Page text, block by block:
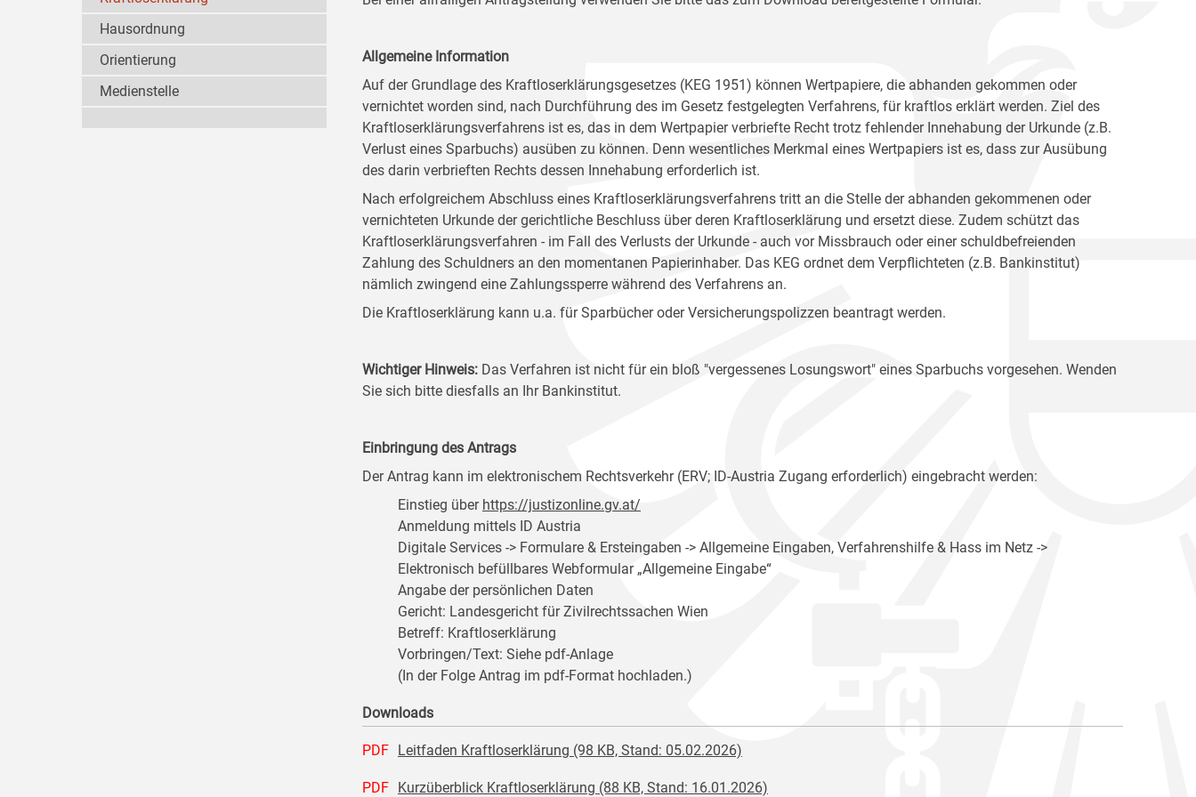
Allgemeine Information
Auf der Grundlage des Kraftloserklärungsgesetzes (KEG 1951) können Wertpapiere, die abhanden gekommen oder
vernichtet worden sind, nach Durchführung des im Gesetz festgelegten Verfahrens, für kraftlos erklärt werden. Ziel des
Kraftloserklärungsverfahrens ist es, das in dem Wertpapier verbriefte Recht trotz fehlender Innehabung der Urkunde (z.B.
Verlust eines Sparbuchs) ausüben zu können. Denn wesentliches Merkmal eines Wertpapiers ist es, dass zur Ausübung
des darin verbrieften Rechts dessen Innehabung erforderlich ist.
Nach erfolgreichem Abschluss eines Kraftloserklärungsverfahrens tritt an die Stelle der abhanden gekommenen oder
vernichteten Urkunde der gerichtliche Beschluss über deren Kraftloserklärung und ersetzt diese. Zudem schützt das
Kraftloserklärungsverfahren - im Fall des Verlusts der Urkunde - auch vor Missbrauch oder einer schuldbefreienden
Zahlung des Schuldners an den momentanen Papierinhaber. Das KEG ordnet dem Verpflichteten (z.B. Bankinstitut)
nämlich zwingend eine Zahlungssperre während des Verfahrens an.
Die Kraftloserklärung kann u.a. für Sparbücher oder Versicherungspolizzen beantragt werden.
Wichtiger Hinweis: Das Verfahren ist nicht für ein bloß "vergessenes Losungswort" eines Sparbuchs vorgesehen. Wenden
Sie sich bitte diesfalls an Ihr Bankinstitut.
Einbringung des Antrags
Der Antrag kann im elektronischem Rechtsverkehr (ERV; ID-Austria Zugang erforderlich) eingebracht werden:
Einstieg über https://justizonline.gv.at/
Anmeldung mittels ID Austria
Digitale Services -> Formulare & Ersteingaben -> Allgemeine Eingaben, Verfahrenshilfe & Hass im Netz ->
Elektronisch befüllbares Webformular „Allgemeine Eingabe“
Angabe der persönlichen Daten
Gericht: Landesgericht für Zivilrechtssachen Wien
Betreff: Kraftloserklärung
Vorbringen/Text: Siehe pdf-Anlage
(In der Folge Antrag im pdf-Format hochladen.)
Downloads
PDF Leitfaden Kraftloserklärung (98 KB, Stand: 05.02.2026)
PDF Kurzüberblick Kraftloserklärung (88 KB, Stand: 16.01.2026)
Hausordnung
Orientierung
Medienstelle